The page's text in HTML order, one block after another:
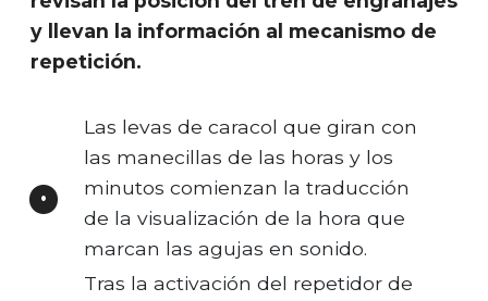
y llevan la información al mecanismo de
repetición.
Las levas de caracol que giran con
las manecillas de las horas y los
minutos comienzan la traducción
de la visualización de la hora que
marcan las agujas en sonido.
Tras la activación del repetidor de